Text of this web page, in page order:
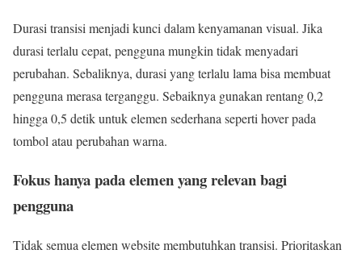
Durasi transisi menjadi kunci dalam kenyamanan visual. Jika
durasi terlalu cepat, pengguna mungkin tidak menyadari
perubahan. Sebaliknya, durasi yang terlalu lama bisa membuat
pengguna merasa terganggu. Sebaiknya gunakan rentang 0,2
hingga 0,5 detik untuk elemen sederhana seperti hover pada
tombol atau perubahan warna.
Fokus hanya pada elemen yang relevan bagi
pengguna
Tidak semua elemen website membutuhkan transisi. Prioritaskan